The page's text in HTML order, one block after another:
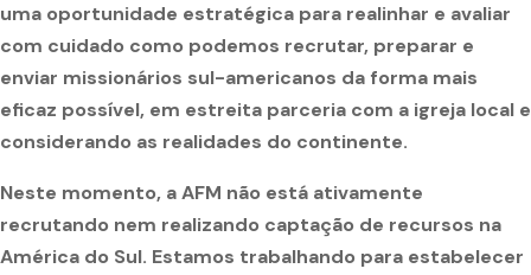
uma oportunidade estratégica para realinhar e avaliar
com cuidado como podemos recrutar, preparar e
enviar missionários sul-americanos da forma mais
eficaz possível, em estreita parceria com a igreja local e
considerando as realidades do continente.
Neste momento, a AFM não está ativamente
recrutando nem realizando captação de recursos na
América do Sul. Estamos trabalhando para estabelecer